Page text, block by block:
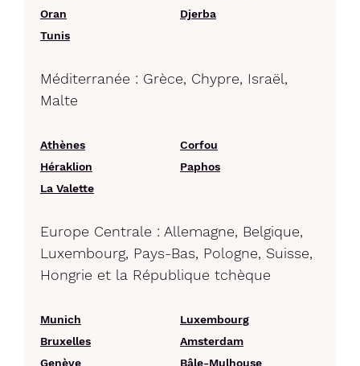
Oran
Djerba
Tunis
Méditerranée : Grèce, Chypre, Israël,
Malte
Athènes
Corfou
Héraklion
Paphos
La Valette
Europe Centrale : Allemagne, Belgique,
Luxembourg, Pays-Bas, Pologne, Suisse,
Hongrie et la République tchèque
Munich
Luxembourg
Bruxelles
Amsterdam
Genève
Bâle-Mulhouse